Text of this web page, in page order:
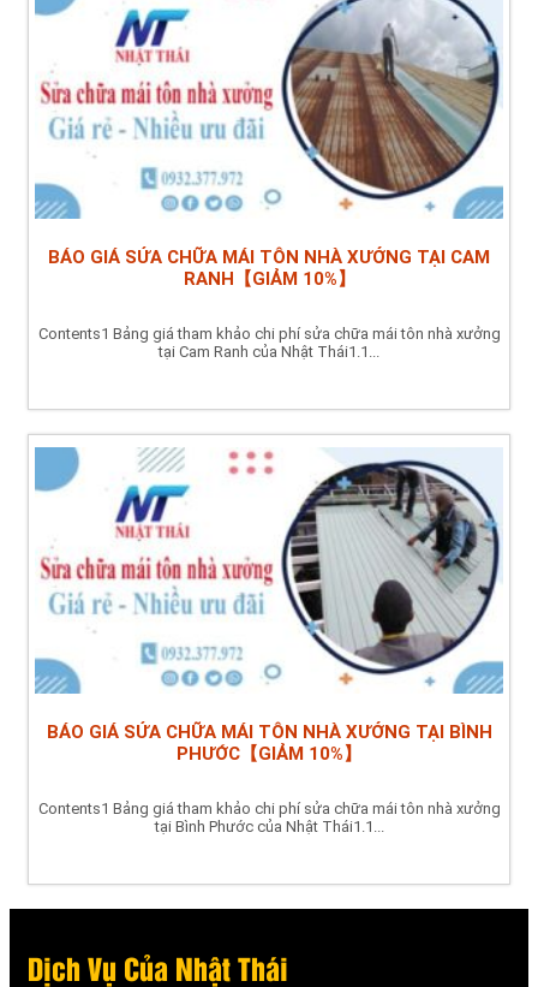
BÁO GIÁ SỬA CHỮA MÁI TÔN NHÀ XƯỞNG TẠI CAM
RANH【GIẢM 10%】
Contents1 Bảng giá tham khảo chi phí sửa chữa mái tôn nhà xưởng
tại Cam Ranh của Nhật Thái1.1...
BÁO GIÁ SỬA CHỮA MÁI TÔN NHÀ XƯỞNG TẠI BÌNH
PHƯỚC【GIẢM 10%】
Contents1 Bảng giá tham khảo chi phí sửa chữa mái tôn nhà xưởng
tại Bình Phước của Nhật Thái1.1...
Dịch Vụ Của Nhật Thái